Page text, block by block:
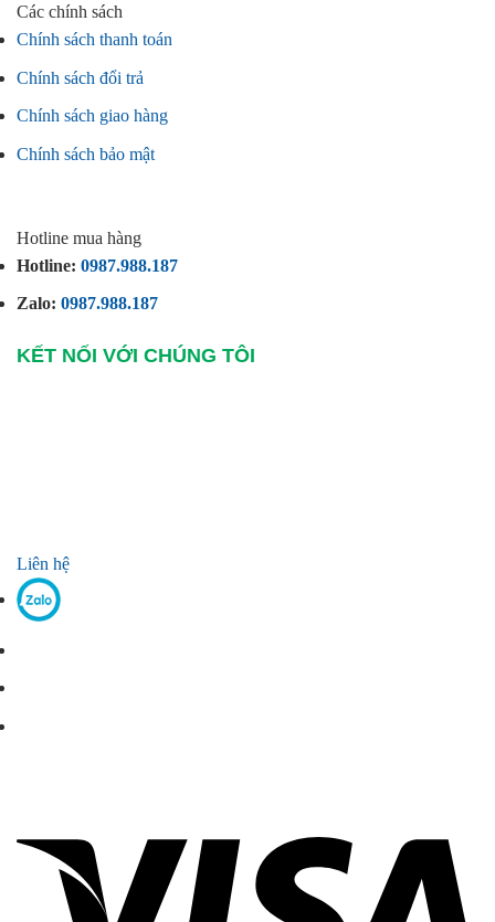
Các chính sách
Chính sách thanh toán
Chính sách đổi trả
Chính sách giao hàng
Chính sách bảo mật
Hotline mua hàng
Hotline: 0987.988.187
Zalo: 0987.988.187
KẾT NỐI VỚI CHÚNG TÔI
Liên hệ